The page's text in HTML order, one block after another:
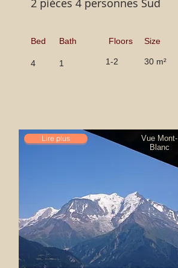
2 pièces 4 personnes Sud
Bed
4
Bath Floors Size
1 1-2 30 m²
Vue Mont-
Blanc
Lire plus